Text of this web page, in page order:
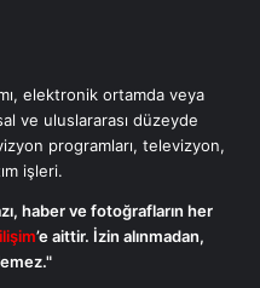
elektronik ortamda veya
ve uluslararası düzeyde
programları, televizyon,
işleri.
haber ve fotoğrafların her
’e aittir. İzin alınmadan,